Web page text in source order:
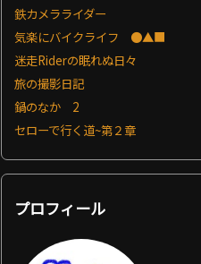
鉄カメラライダー
気楽にバイクライフ ●▲■
迷走Riderの眠れぬ日々
旅の撮影日記
鍋のなか 2
セローで行く道~第２章
プロフィール